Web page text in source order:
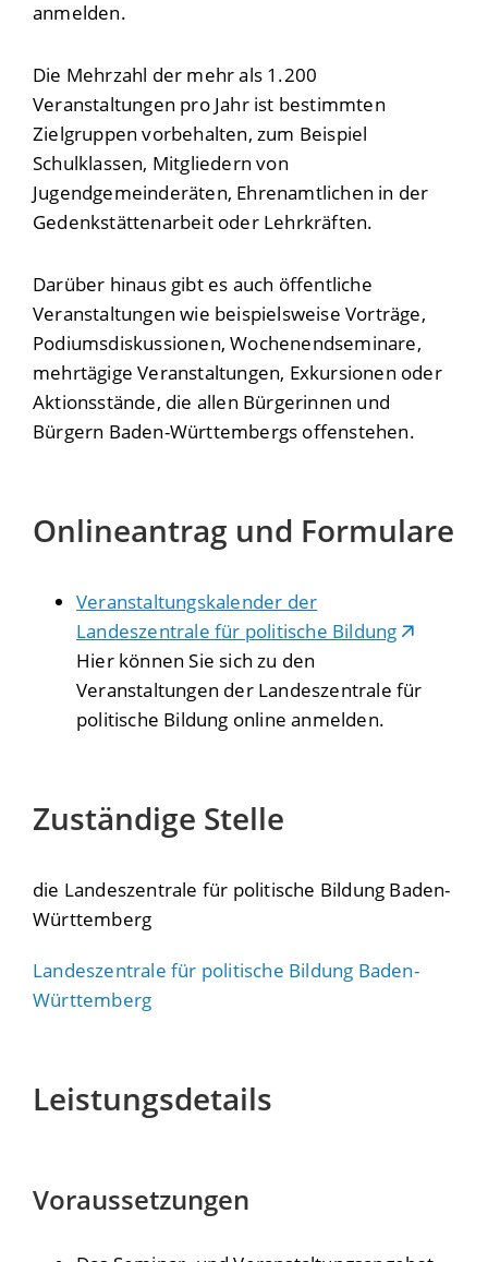
anmelden.
Die Mehrzahl der mehr als 1.200
Veranstaltungen pro Jahr ist bestimmten
Zielgruppen vorbehalten, zum Beispiel
Schulklassen, Mitgliedern von
Jugendgemeinderäten, Ehrenamtlichen in der
Gedenkstättenarbeit oder Lehrkräften.
Darüber hinaus gibt es auch öffentliche
Veranstaltungen wie beispielsweise Vorträge,
Podiumsdiskussionen, Wochenendseminare,
mehrtägige Veranstaltungen, Exkursionen oder
Aktionsstände, die allen Bürgerinnen und
Bürgern Baden-Württembergs offenstehen.
Onlineantrag und Formulare
Veranstaltungskalender der
Landeszentrale für politische Bildung
Hier können Sie sich zu den
Veranstaltungen der Landeszentrale für
politische Bildung online anmelden.
Zuständige Stelle
die Landeszentrale für politische Bildung Baden-
Württemberg
Landeszentrale für politische Bildung Baden-
Württemberg
Leistungsdetails
Voraussetzungen